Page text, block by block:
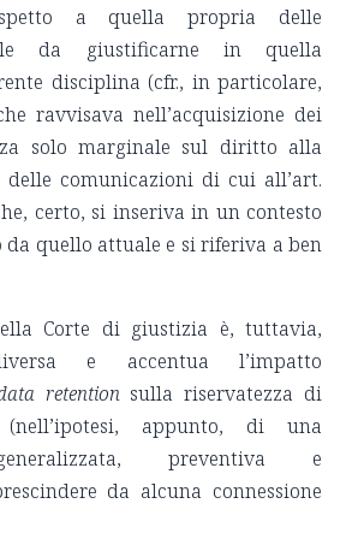
a quella propria delle
da giustificarne in quella
disciplina (cfr., in particolare,
ravvisava nell’acquisizione dei
solo marginale sul diritto alla
delle comunicazioni di cui all’art.
certo, si inseriva in un contesto
da quello attuale e si riferiva a ben
Corte di giustizia è, tuttavia,
e accentua l’impatto
retentionsulla riservatezza di
appunto, di una
preventiva e
da alcuna connessione